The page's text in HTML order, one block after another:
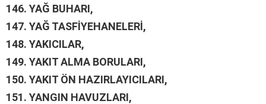
146. YAĞ BUHARI,
147. YAĞ TASFİYEHANELERİ,
148. YAKICILAR,
149. YAKIT ALMA BORULARI,
150. YAKIT ÖN HAZIRLAYICILARI,
151. YANGIN HAVUZLARI,